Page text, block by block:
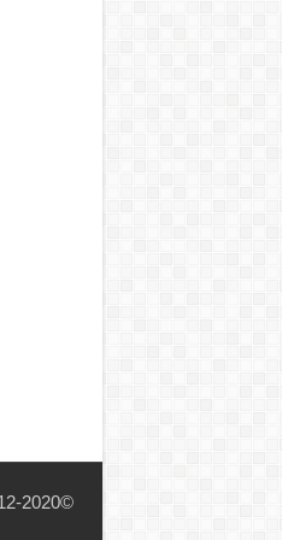
©2012-2020, כל הזכויות שמורות לבעלי האתר